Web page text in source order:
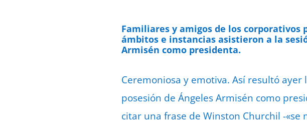
Familiares y amigos de los
ámbitos e instancias asistieron a la
Armisén como presidenta.
Ceremoniosa y emotiva. Así resultó
posesión de Ángeles Armisén como
citar una frase de Winston Churchil -